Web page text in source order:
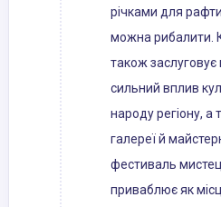
річками для
можна рибалити.
також
сильний вплив
народу регіону, а
галереї й
фестиваль
приваблює як